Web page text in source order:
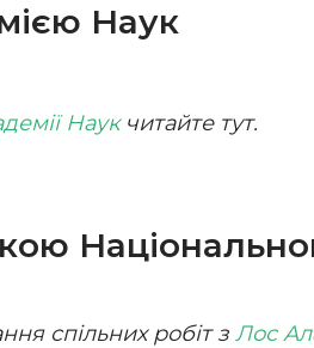
Наук
Наукчитайте тут.
спільних робіт з Лос